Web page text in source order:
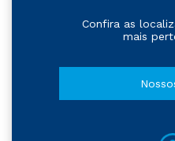
Confira as
mais